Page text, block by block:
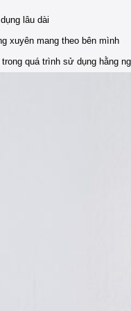
lâu dài
xuyên mang theo bên mình
quá trình sử dụng hằng